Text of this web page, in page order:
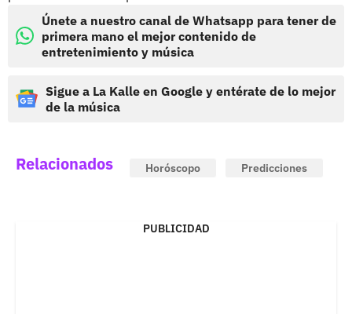
Únete a nuestro canal de Whatsapp para tener de
primera mano el mejor contenido de
entretenimiento y música
Sigue a La Kalle en Google y entérate de lo mejor
de la música
Relacionados Horóscopo Predicciones
PUBLICIDAD